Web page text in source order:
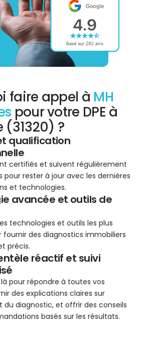
faire appel à MH
pour votre DPE à
(31320) ?
qualification
certifiés et suivent régulièrement
pour rester à jour avec les dernières
et technologies.
avancée et outils de
technologies et outils les plus
fournir des diagnostics immobiliers
précis.
réactif et suivi
pour répondre à toutes vos
des explications claires sur
du diagnostic, et offrir des conseils
basés sur les résultats.